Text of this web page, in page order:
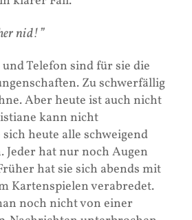
nid!”
Telefon sind für sie die
Zu schwerfällig
Aber heute ist auch nicht
kann nicht
heute alle schweigend
Jeder hat nur noch Augen
hat sie sich abends mit
Kartenspielen verabredet.
noch nicht von einer